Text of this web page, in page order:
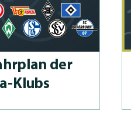
der
Klubs